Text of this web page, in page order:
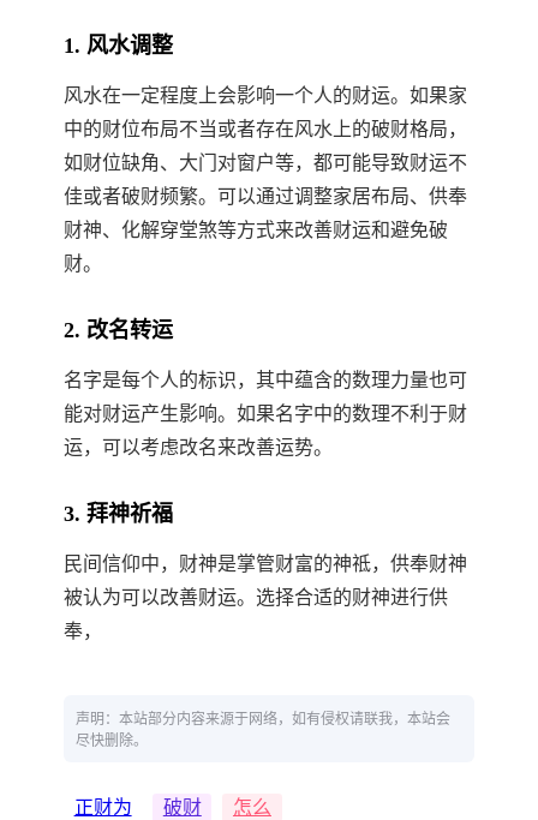
1. 风水调整
风水在一定程度上会影响一个人的财运。如果家
中的财位布局不当或者存在风水上的破财格局，
如财位缺角、大门对窗户等，都可能导致财运不
佳或者破财频繁。可以通过调整家居布局、供奉
财神、化解穿堂煞等方式来改善财运和避免破
财。
2. 改名转运
名字是每个人的标识，其中蕴含的数理力量也可
能对财运产生影响。如果名字中的数理不利于财
运，可以考虑改名来改善运势。
3. 拜神祈福
民间信仰中，财神是掌管财富的神祗，供奉财神
被认为可以改善财运。选择合适的财神进行供
奉，
声明：本站部分内容来源于网络，如有侵权请联我，本站会
尽快删除。
正财为 破财 怎么